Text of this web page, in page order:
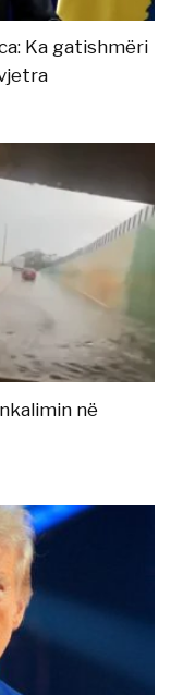
Ka gatishmëri
në